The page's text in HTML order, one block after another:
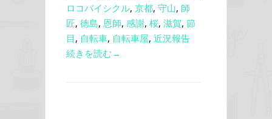
ロコバイシクル, 京都, 守山, 師
匠, 徳島, 恩師, 感謝, 桜, 滋賀, 節
目 , 自転車, 自転車屋, 近況報告
続きを読む→